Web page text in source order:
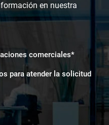
en nuestra
comerciales*
para atender la solicitud